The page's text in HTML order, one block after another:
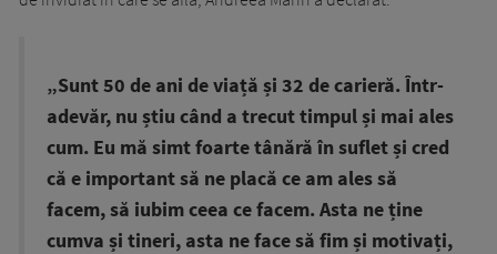
„Sunt 50 de ani de viață și 32 de carieră. Într-
adevăr, nu știu când a trecut timpul și mai ales
cum. Eu mă simt foarte tânără în suflet și cred
că e important să ne placă ce am ales să
facem, să iubim ceea ce facem. Asta ne ține
cumva și tineri, asta ne face să fim și motivați,